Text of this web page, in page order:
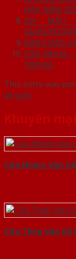
ĐẦU NĂM
20+ MẪU
BẢNG BÁO
CỬA NHỰA
TRỌNG
This entry was
vệ sinh.
Khuyến
Cửa Nhôm Vân
Cửa Thép Vân Gỗ